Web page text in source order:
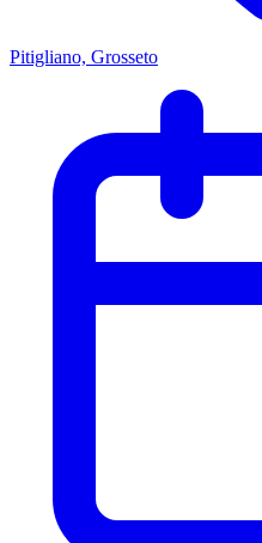
Pitigliano, Grosseto